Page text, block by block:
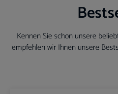
Kennen Sie schon unsere
empfehlen wir Ihnen unsere